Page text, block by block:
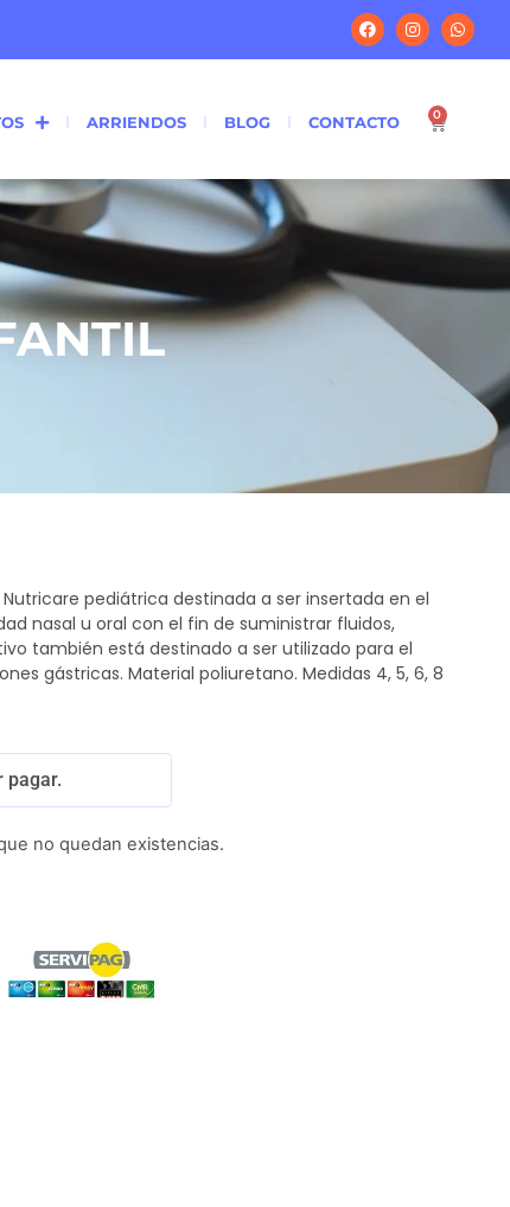
ARRIENDOS BLOG CONTACTO 0
pediátrica destinada a ser insertada en el
nasal u oral con el fin de suministrar fluidos,
también está destinado a ser utilizado para el
gástricas. Material poliuretano. Medidas 4, 5, 6, 8
pagar.
no quedan existencias.